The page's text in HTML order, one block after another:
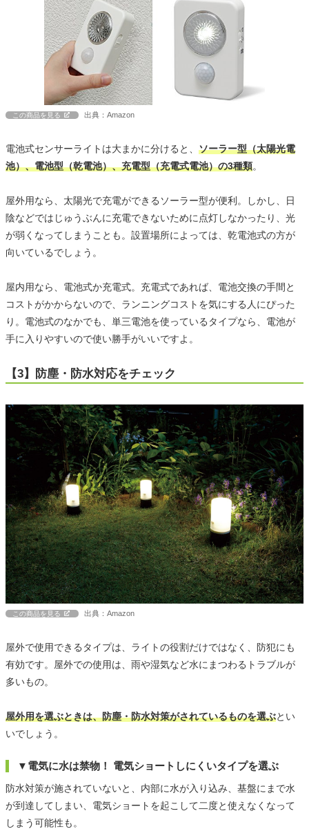
この商品を見る 出典：Amazon
電池式センサーライトは大まかに分けると、 ソーラー型（太陽光電
池）、電池型（乾電池）、充電型（充電式電池）の3種類。
屋外用なら、太陽光で充電ができるソーラー型が便利。しかし、日
陰などではじゅうぶんに充電できないために点灯しなかったり、光
が弱くなってしまうことも。設置場所によっては、乾電池式の方が
向いているでしょう。
屋内用なら、電池式か充電式。充電式であれば、電池交換の手間と
コストがかからないので、ランニングコストを気にする人にぴった
り。電池式のなかでも、単三電池を使っているタイプなら、電池が
手に入りやすいので使い勝手がいいですよ。
【3】防塵・防水対応をチェック
この商品を見る 出典：Amazon
屋外で使用できるタイプは、ライトの役割だけではなく、防犯にも
有効です。屋外での使用は、雨や湿気など水にまつわるトラブルが
多いもの。
屋外用を選ぶときは、防塵・防水対策がされているものを選ぶとい
いでしょう。
▼電気に水は禁物！ 電気ショートしにくいタイプを選ぶ
防水対策が施されていないと、内部に水が入り込み、基盤にまで水
が到達してしまい、電気ショートを起こして二度と使えなくなって
しまう可能性も。